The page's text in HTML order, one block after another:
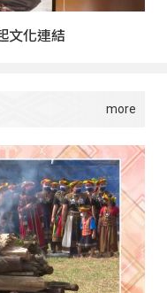
文化連結